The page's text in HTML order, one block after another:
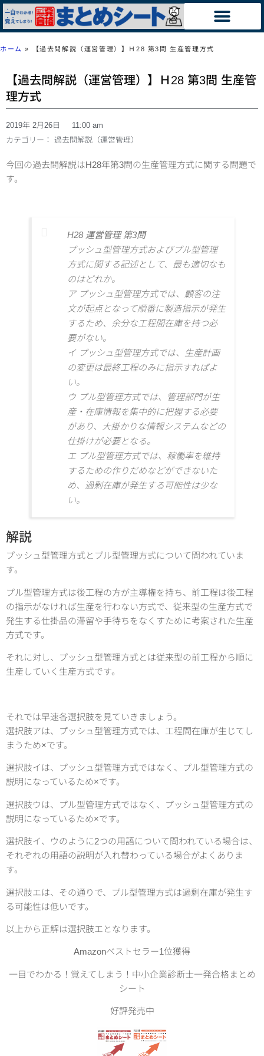
ホーム » 【過去問解説（運営管理）】Ｈ28 第3問 生産管理方式
【過去問解説（運営管理）】Ｈ28 第3問 生産管
理方式
2019年 2月26日
11:00 am
カテゴリー： 過去問解説（運営管理）
今回の過去問解説はH28年第3問の生産管理方式に関する 問題で
す。
H28 運営管理 第3問
プッシュ型管理方式およびプル型管理
方式に関する記述として、最も適切なも
のはどれか。
ア プッシュ型管理方式では、顧客の注
文が起点となって順番に製造指示が発生
するため、余分な工程間在庫を持つ必
要がない。
イ プッシュ型管理方式では、生産計画
の変更は最終工程のみに指示すればよ
い。
ウ プル型管理方式では、管理部門が生
産・在庫情報を集中的に把握する必要
があり、大掛かりな情報システムなどの
仕掛けが必要となる。
エ プル型管理方式では、稼働率を維持
するための作りだめなどができないた
め、過剰在庫が発生する可能性は少な
い。
解説
プッシュ型管理方式とプル型管理方式について問われていま
す。
プル型管理方式は後工程の方が主導権を持ち、前工程は後工程
の指示がなければ生産を行わない方式で、従来型の生産方式で
発生する仕掛品の滞留や手待ちをなくすために考案された生産
方式です。
それに対し、プッシュ型管理方式とは従来型の前工程から順に
生産していく生産方式です。
それでは早速各選択肢を見ていきましょう。
選択肢アは、プッシュ型管理方式では、工程間在庫が生じてし
まうため×です。
選択肢イは、プッシュ型管理方式ではなく、プル型管理方式の
説明になっているため×です。
選択肢ウは、プル型管理方式ではなく、プッシュ型管理方式の
説明になっているため×です。
選択肢イ、ウのように2つの用語について問われている場合は、
それぞれの用語の説明が入れ替わっている場合がよくありま
す。
選択肢エは、その通りで、プル型管理方式は過剰在庫が発生す
る可能性は低いです。
以上から正解は選択肢エとなります。
Amazonベストセラー1位獲得
一目でわかる！覚えてしまう！中小企業診断士一発合格まとめ
シート
好評発売中